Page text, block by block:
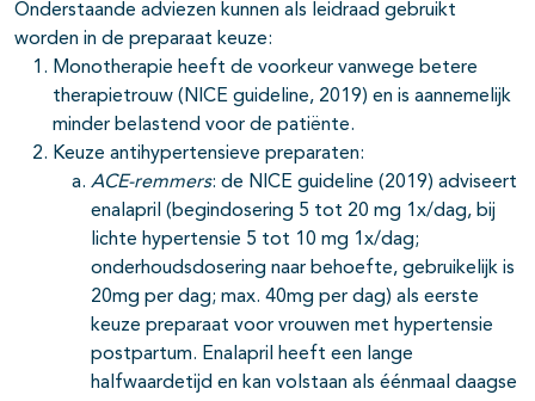
Onderstaande adviezen kunnen als leidraad gebruikt
worden in de preparaat keuze:
Monotherapie heeft de voorkeur vanwege betere
therapietrouw (NICE guideline, 2019) en is aannemelijk
minder belastend voor de patiënte.
Keuze antihypertensieve preparaten:
ACE-remmers: de NICE guideline (2019) adviseert
enalapril (begindosering 5 tot 20 mg 1x/dag, bij
lichte hypertensie 5 tot 10 mg 1x/dag;
onderhoudsdosering naar behoefte, gebruikelijk is
20mg per dag; max. 40mg per dag) als eerste
keuze preparaat voor vrouwen met hypertensie
postpartum. Enalapril heeft een lange
halfwaardetijd en kan volstaan als éénmaal daagse